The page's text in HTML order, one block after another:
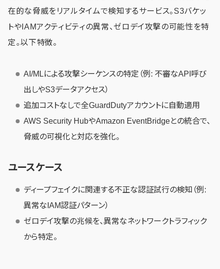
在的な脅威をリアルタイムで検知するサービス。S3バケッ
トやIAMアクティビティの異常、ゼロデイ攻撃の可能性を特
定。以下特徴。
AI/MLによる攻撃シーケンスの特定（例: 不審なAPI呼び
出しやS3データアクセス）
追加コストなしで全GuardDutyアカウントに自動適用
AWS Security HubやAmazon EventBridgeとの統合で、
脅威の可視化と対応を強化。
ユースケース
ディープフェイクに関連する不正な認証試行の検知（例:
異常なIAM認証パターン）
ゼロデイ攻撃の兆候を、異常なネットワークトラフィック
から特定。